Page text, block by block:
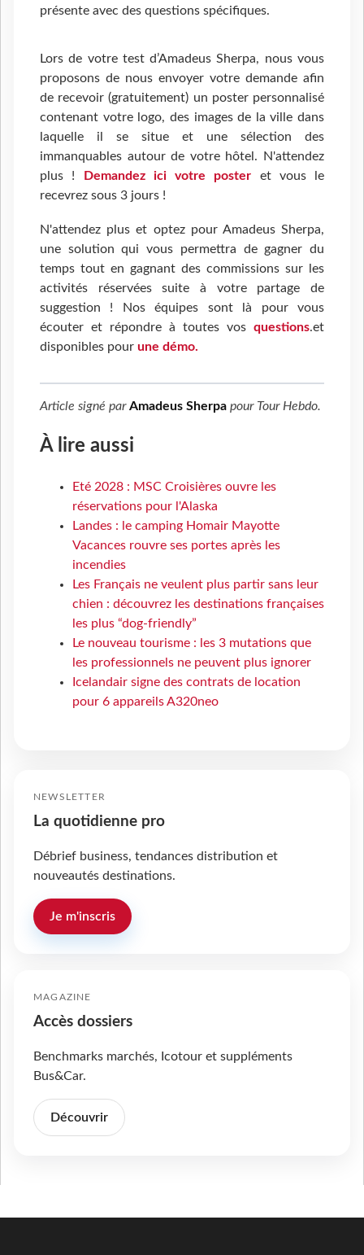
présente avec des questions spécifiques.
Lors de votre test d’Amadeus Sherpa, nous vous
proposons de nous envoyer votre demande afin
de recevoir (gratuitement) un poster personnalisé
contenant votre logo, des images de la ville dans
laquelle il se situe et une sélection des
immanquables autour de votre hôtel. N'attendez
plus ! Demandez ici votre poster et vous le
recevrez sous 3 jours !
N'attendez plus et optez pour Amadeus Sherpa,
une solution qui vous permettra de gagner du
temps tout en gagnant des commissions sur les
activités réservées suite à votre partage de
suggestion ! Nos équipes sont là pour vous
écouter et répondre à toutes vos questions.et
disponibles pour une démo.
Article signé parAmadeus Sherpa pour Tour Hebdo.
À lire aussi
Eté 2028 : MSC Croisières ouvre les
réservations pour l'Alaska
Landes : le camping Homair Mayotte
Vacances rouvre ses portes après les
incendies
Les Français ne veulent plus partir sans leur
chien : découvrez les destinations françaises
les plus “dog-friendly”
Le nouveau tourisme : les 3 mutations que
les professionnels ne peuvent plus ignorer
Icelandair signe des contrats de location
pour 6 appareils A320neo
NEWSLETTER
La quotidienne pro
Débrief business, tendances distribution et
nouveautés destinations.
Je m'inscris
MAGAZINE
Accès dossiers
Benchmarks marchés, Icotour et suppléments
Bus&Car.
Découvrir